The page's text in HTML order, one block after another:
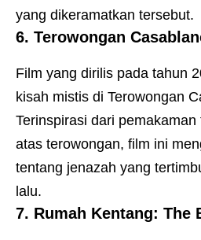
yang dikeramatkan tersebut.
6. Terowongan
Film yang dirilis pada tahun
kisah mistis di Terowongan
Terinspirasi dari
atas terowongan, film ini
tentang jenazah yang
lalu.
7. Rumah Kentang: The